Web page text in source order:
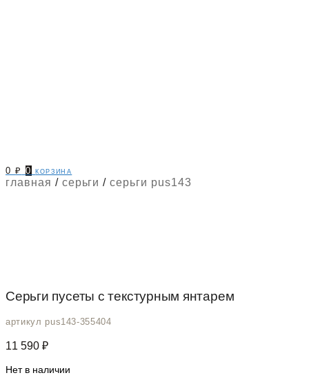
0₽ 0 корзина
главная / серьги /серьги pus143
Серьги пусеты с текстурным янтарем
артикул pus143-355404
11 590 ₽
Нет в наличии